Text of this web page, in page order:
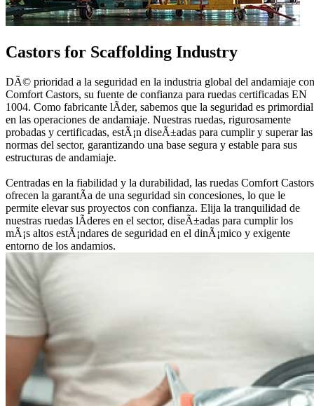
Castors for Scaffolding Industry
DÃ© prioridad a la seguridad en la industria global del andamiaje con
Comfort Castors, su fuente de confianza para ruedas certificadas EN
1004. Como fabricante lÃ­der, sabemos que la seguridad es primordial
en las operaciones de andamiaje. Nuestras ruedas, rigurosamente
probadas y certificadas, estÃ¡n diseÃ±adas para cumplir y superar las
normas del sector, garantizando una base segura y estable para sus
estructuras de andamiaje.
Centradas en la fiabilidad y la durabilidad, las ruedas Comfort Castors
ofrecen la garantÃ­a de una seguridad sin concesiones, lo que le
permite elevar sus proyectos con confianza. Elija la tranquilidad de
nuestras ruedas lÃ­deres en el sector, diseÃ±adas para cumplir los
mÃ¡s altos estÃ¡ndares de seguridad en el dinÃ¡mico y exigente
entorno de los andamios.